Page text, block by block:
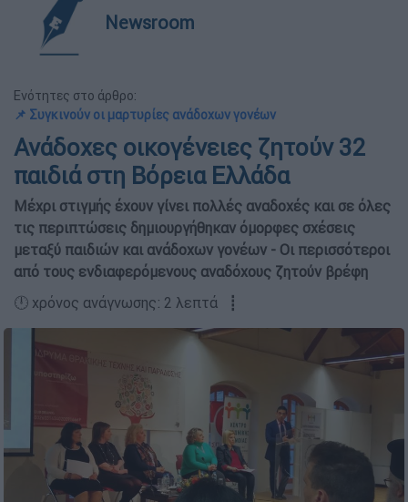
Newsroom
Ενότητες στο άρθρο:
📌 Συγκινούν οι μαρτυρίες ανάδοχων γονέων
Ανάδοχες οικογένειες ζητούν 32
παιδιά στη Βόρεια Ελλάδα
Μέχρι στιγμής έχουν γίνει πολλές αναδοχές και σε όλες
τις περιπτώσεις δημιουργήθηκαν όμορφες σχέσεις
μεταξύ παιδιών και ανάδοχων γονέων - Οι περισσότεροι
από τους ενδιαφερόμενους αναδόχους ζητούν βρέφη
🕛 χρόνος ανάγνωσης: 2 λεπτά ┋